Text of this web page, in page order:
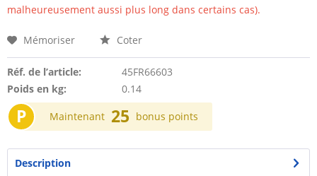
malheureusement aussi plus long dans certains cas).
Mémoriser Coter
Réf. de l’article:
45FR66603
Poids en kg:
0.14
P Maintenant 25 bonus points
Description